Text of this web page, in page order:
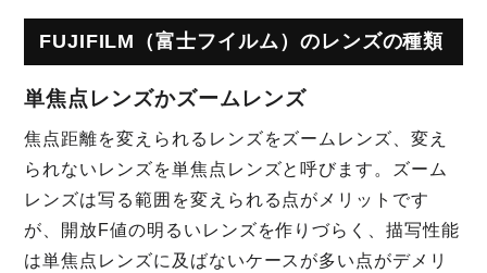
FUJIFILM（富士フイルム）のレンズの種類
単焦点レンズかズームレンズ
焦点距離を変えられるレンズをズームレンズ、変え
られないレンズを単焦点レンズと呼びます。ズーム
レンズは写る範囲を変えられる点がメリットです
が、開放F値の明るいレンズを作りづらく、描写性能
は単焦点レンズに及ばないケースが多い点がデメリ